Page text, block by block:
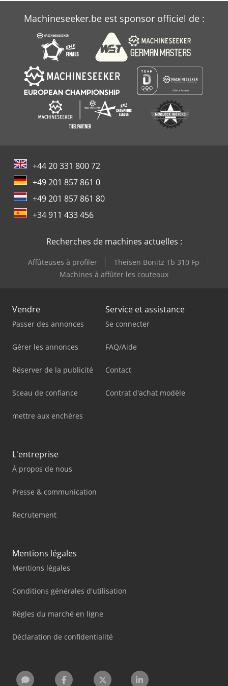
Machineseeker.be est sponsor officiel de :
+44 20 331 800 72
+49 201 857 861 0
+49 201 857 861 80
+34 911 433 456
Recherches de machines actuelles :
Affûteuses à profiler
Theisen Bonitz Tb 310 Fp
Machines à affûter les couteaux
Vendre
Passer des annonces
Gérer les annonces
Réserver de la publicité
Sceau de confiance
mettre aux enchères
Service et assistance
Se connecter
FAQ/Aide
Contact
Contrat d'achat modèle
L'entreprise
À propos de nous
Presse & communication
Recrutement
Mentions légales
Mentions légales
Conditions générales d'utilisation
Règles du marché en ligne
Déclaration de confidentialité